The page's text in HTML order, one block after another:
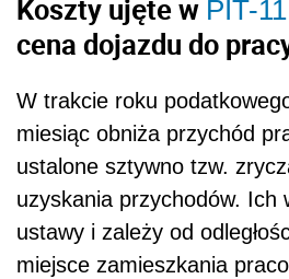
Koszty ujęte w PIT-11
cena dojazdu do
W trakcie roku
miesiąc obniża przychód
ustalone sztywno tzw.
uzyskania przychodów. Ich
ustawy i zależy od
miejsce zamieszkania